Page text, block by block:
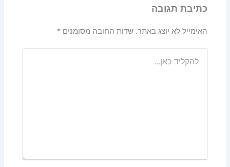
כתיבת תגובה
האימייל לא יוצג באתר. שדות החובה מסומנים*
כאן...